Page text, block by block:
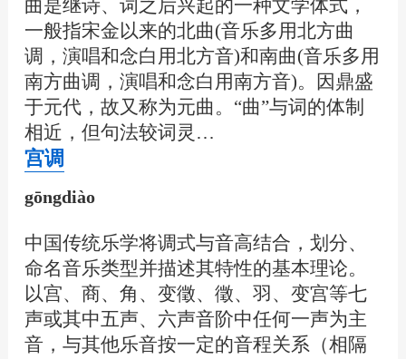
曲是继诗、词之后兴起的一种文学体式，
一般指宋金以来的北曲(音乐多用北方曲
调，演唱和念白用北方音)和南曲(音乐多用
南方曲调，演唱和念白用南方音)。因鼎盛
于元代，故又称为元曲。“曲”与词的体制
相近，但句法较词灵…
宫调
gōngdiào
中国传统乐学将调式与音高结合，划分、
命名音乐类型并描述其特性的基本理论。
以宫、商、角、变徵、徵、羽、变宫等七
声或其中五声、六声音阶中任何一声为主
音，与其他乐音按一定的音程关系（相隔